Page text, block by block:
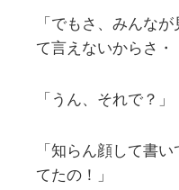
「でもさ、みんな
て言えないからさ・
「うん、それで？」
「知らん顔して書
てたの！」